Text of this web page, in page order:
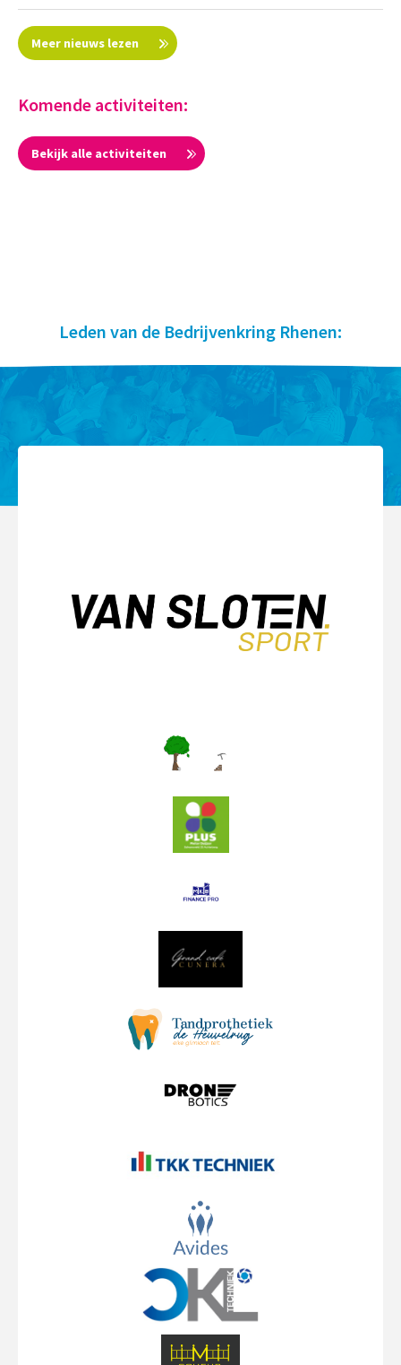
Meer nieuws lezen
Komende activiteiten:
Bekijk alle activiteiten
Leden van de Bedrijvenkring Rhenen: